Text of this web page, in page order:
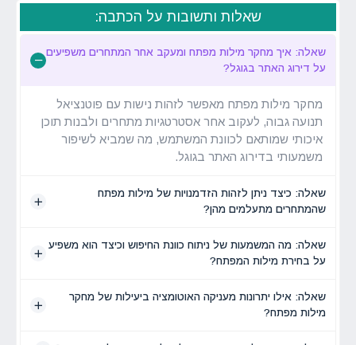
שאלות ותשובות על הכתבה:
שאלה: איך מחקר מילות מפתח ומעקב אחר המתחרים משפיעים
על דירוג האתר בגוגל?
מחקר מילות מפתח מאפשר לזהות נישות עם פוטנציאל
תנועה גבוה, לעקוב אחר אסטרטגיות מתחרים ולבנות תוכן
איכותי שמותאם לכוונת המשתמש, מה שמביא לשיפור
משמעותי בדירוג האתר בגוגל.
שאלה: כיצד ניתן לזהות הזדמנויות של מילות מפתח
שהמתחרים מתעלמים מהן?
שאלה: מה המשמעות של ניתוח כוונת החיפוש וכיצד הוא משפיע
על בחירת מילות המפתח?
שאלה: אילו יתרונות מעניקה האוטומציה ביעילות של מחקר
מילות מפתח?